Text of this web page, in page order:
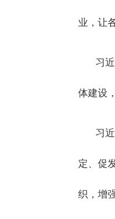
业，让
习
体建设
习
定、促
织，增